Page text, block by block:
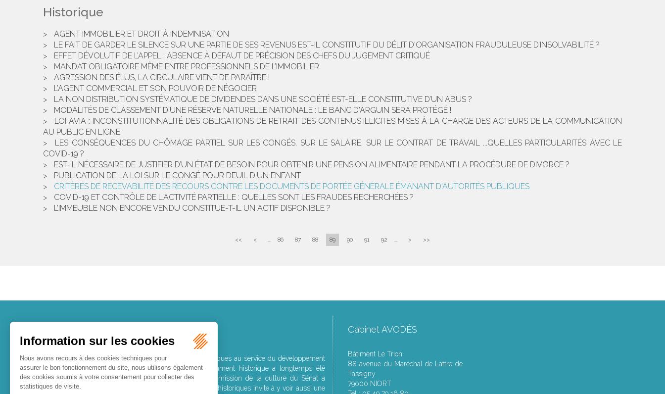
Historique
AGENT IMMOBILIER ET DROIT À INDEMNISATION
LE FAIT DE GARDER LE SILENCE SUR UNE PARTIE DE SES REVENUS EST-IL CONSTITUTIF DU DÉLIT D'ORGANISATION FRAUDULEUSE D’INSOLVABILITÉ ?
EFFET DÉVOLUTIF DE L’APPEL : ABSENCE À DÉFAUT DE PRÉCISION DES CHEFS DU JUGEMENT CRITIQUÉ
MANDAT OBLIGATOIRE MÊME ENTRE PROFESSIONNELS DE L’IMMOBILIER
AGRESSION DES ÉLUS, LA CIRCULAIRE VIENT DE PARAÎTRE !
L’AGENT COMMERCIAL ET SON POUVOIR DE NÉGOCIER
LA NON DISTRIBUTION SYSTÉMATIQUE DE DIVIDENDES DANS UNE SOCIÉTÉ EST-ELLE CONSTITUTIVE D’UN ABUS ?
MODALITÉS DE CLASSEMENT D'UNE RÉSERVE NATURELLE NATIONALE : LE BANC D'ARGUIN SERA PROTÉGÉ !
LOI AVIA : INCONSTITUTIONNALITÉ DES OBLIGATIONS DE RETRAIT DES CONTENUS ILLICITES MISES À LA CHARGE DES ACTEURS DE LA COMMUNICATION
AU PUBLIC EN LIGNE
LES CONSÉQUENCES DU CHÔMAGE PARTIEL SUR LES CONGÉS, SUR LE SALAIRE, SUR LE CONTRAT DE TRAVAIL ...QUELLES PARTICULARITÉS AVEC LE
COVID-19 ?
EST-IL NÉCESSAIRE DE JUSTIFIER D’UN ÉTAT DE BESOIN POUR OBTENIR UNE PENSION ALIMENTAIRE PENDANT LA PROCÉDURE DE DIVORCE ?
PUBLICATION DE LA LOI SUR LE CONGÉ POUR DEUIL D'UN ENFANT
CRITÈRES DE RECEVABILITÉ DES RECOURS CONTRE LES DOCUMENTS DE PORTÉE GÉNÉRALE ÉMANANT D'AUTORITÉS PUBLIQUES
COVID-19 ET CONTRÔLE DE L'ACTIVITÉ PARTIELLE : QUELLES SONT LES FRAUDES RECHERCHÉES ?
L’IMMEUBLE NON ENCORE VENDU CONSTITUE-T-IL UN ACTIF DISPONIBLE ?
<< < ... 86 87 88 89 90 91 92 ... > >>
Le joug léger des monuments historiques
Pour une gestion patrimoniale des monuments historiques au service du développement
économique et touristique des collectivités Le monument historique a longtemps été
regardé comme une charge. Le rapport que la commission de la culture du Sénat a
consacré, en juillet 2026, à la gestion des monuments historiques invite à y voir aussi une
Cabinet AVODÈS
Bâtiment Le Trion
88 avenue du Maréchal de Lattre de
Tassigny
79000 NIORT